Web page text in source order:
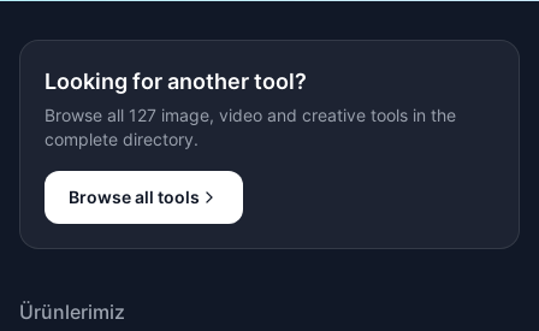
Looking for another tool?
Browse all 127 image, video and creative tools in the
complete directory.
Browse all tools
Ürünlerimiz